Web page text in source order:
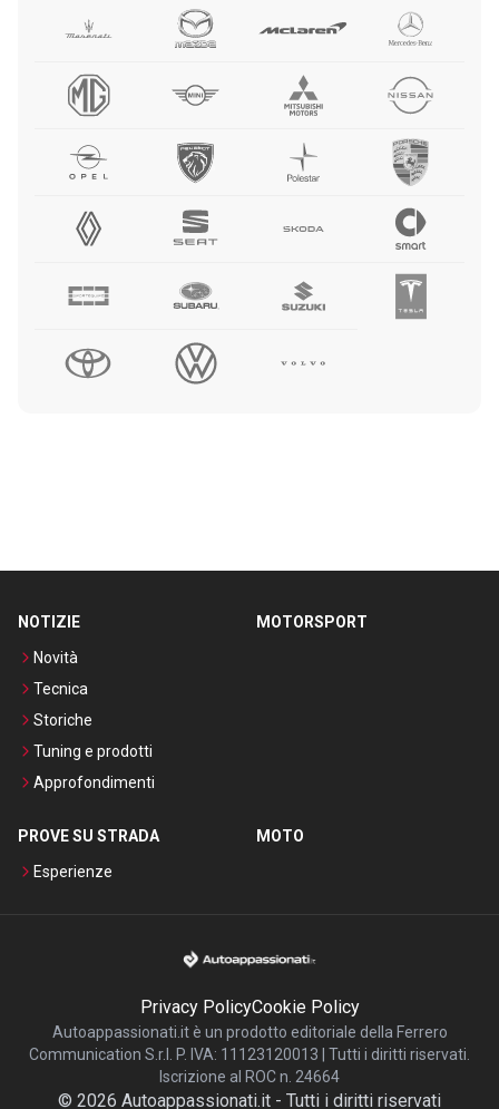
NOTIZIE
Novità
Tecnica
Storiche
Tuning e prodotti
Approfondimenti
MOTORSPORT
PROVE SU STRADA
Esperienze
MOTO
Privacy PolicyCookie Policy
Autoappassionati.it è un prodotto editoriale della Ferrero
Communication S.r.l. P. IVA: 11123120013 | Tutti i diritti riservati.
Iscrizione al ROC n. 24664
© 2026 Autoappassionati.it - Tutti i diritti riservati